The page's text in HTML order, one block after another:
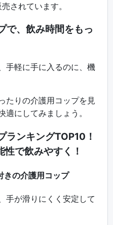
されています。
で、飲み時間をもっ
手軽に手に入るのに、機
たりの介護用コップを見
にしてみましょう。
ランキングTOP10！
で飲みやすく！
きの介護用コップ
手が滑りにくく安定して